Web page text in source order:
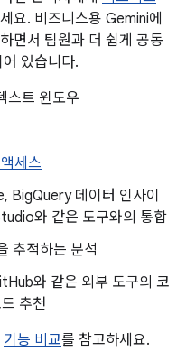
요. 비즈니스용 Gemini에
면서 팀원과 더 쉽게 공동
있습니다.
스트 윈도우
세스
데이터 인사이
와 같은 도구와의 통합
추적하는 분석
와 같은 외부 도구의 코
추천
기능 비교를 참고하세요.